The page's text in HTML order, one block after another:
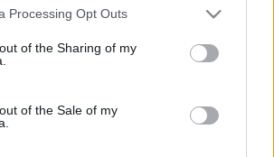
website/app uses one or more Google
or usage behaviour. You may click to
to Google and its third-party tags to
specified purposes in below Google
Processing Opt Outs
of the Sharing of my
of the Sale of my